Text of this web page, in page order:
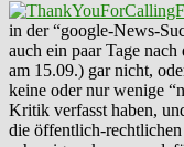
in der “google-News-
auch ein paar Tage
am 15.09.) gar nicht,
keine oder nur wenige
Kritik verfasst haben,
die öffentlich-